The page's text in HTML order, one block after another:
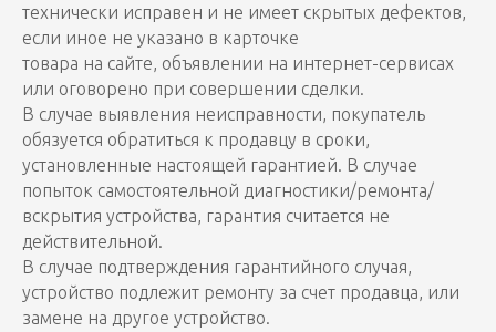
технически исправен и не имеет скрытых дефектов,
если иное не указано в карточке
товара на сайте, объявлении на интернет-сервисах
или оговорено при совершении сделки.
В случае выявления неисправности, покупатель
обязуется обратиться к продавцу в сроки,
установленные настоящей гарантией. В случае
попыток самостоятельной диагностики/ремонта/
вскрытия устройства, гарантия считается не
действительной.
В случае подтверждения гарантийного случая,
устройство подлежит ремонту за счет продавца, или
замене на другое устройство.